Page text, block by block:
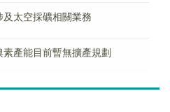
太空採礦相關業務
產能目前暫無擴產規劃